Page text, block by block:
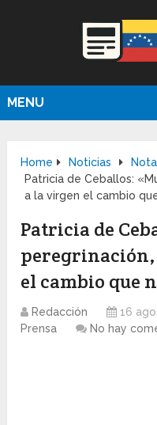
MENU
Home Noticias
Patricia de Ceballos:
a la virgen el cambio
Patricia de
el cambio que
Redacción 16
Prensa
No hay